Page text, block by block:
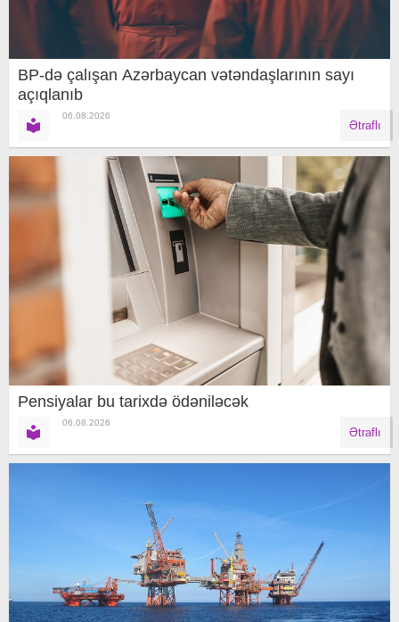
BP-də çalışan Azərbaycan vətəndaşlarının sayı
açıqlanıb
06.08.2026
Ətraflı
Pensiyalar bu tarixdə ödəniləcək
06.08.2026
Ətraflı